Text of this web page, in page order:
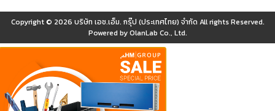
Copyright © 2026 บริษัท เอช.เอ็ม. กรุ๊ป (ประเทศไทย) จำกัด All rights Reserved.
Powered byOlanLab Co., Ltd.